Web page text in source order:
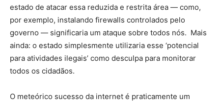
estado de atacar essa reduzida e restrita área — como,
por exemplo, instalando firewalls controlados pelo
governo — significaria um ataque sobre todos nós. Mais
ainda: o estado simplesmente utilizaria esse ‘potencial
para atividades ilegais’ como desculpa para monitorar
todos os cidadãos.
O meteórico sucesso da internet é praticamente um